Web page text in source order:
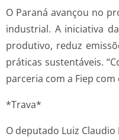
O Paraná avançou no
industrial. A iniciativa
produtivo, reduz
práticas sustentáveis.
parceria com a Fiep
*Trava*
O deputado Luiz